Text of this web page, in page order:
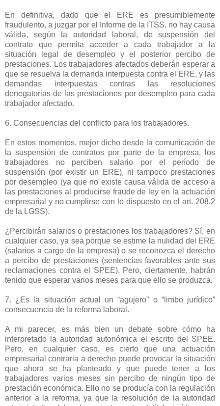
En definitiva, dado que el ERE es presumiblemente
fraudulento, a juzgar por el Informe de la ITSS, no hay causa
válida, según la autoridad laboral, de suspensión del
contrato que permita acceder a cada trabajador a la
situación legal de desempleo y el posterior percibo de
prestaciones. Los trabajadores afectados deberán esperar a
que se resuelva la demanda interpuesta contra el ERE, y las
demandas interpuestas contras las resoluciones
denegatorias de las prestaciones por desempleo para cada
trabajador afectado.
6. Consecuencias del conflicto para los trabajadores.
En estos momentos, mejor dicho desde la comunicación de
la suspensión de contratos por parte de la empresa, los
trabajadores no perciben salario por el período de
suspensión (por existir un ERE), ni tampoco prestaciones
por desempleo (ya que no existe causa válida de acceso a
las prestaciones al producirse fraude de ley en la actuación
empresarial y no cumplirse con lo dispuesto en el art. 208.2
de la LGSS).
¿Percibirán salarios o prestaciones los trabajadores? Sí, en
cualquier caso, ya sea porque se estime la nulidad del ERE
(salarios a cargo de la empresa) o se reconozca el derecho
a percibo de prestaciones (sentencias favorables ante sus
reclamaciones contra el SPEE). Pero, ciertamente, habrán
tenido que esperar varios meses para que ello se produzca.
7. ¿Es la situación actual un “agujero” o “limbo jurídico”
consecuencia de la reforma laboral.
A mi parecer, es más bien un debate sobre cómo ha
interpretado la autoridad autonómica el escrito del SPEE.
Pero, en cualquier caso, es cierto que una actuación
empresarial contraria a derecho puede provocar la situación
que ahora se ha planteado y que puede tener a los
trabajadores varios meses sin percibo de ningún tipo de
prestación económica. Ello no se producía con la regulación
anterior a la reforma, ya que la resolución de la autoridad